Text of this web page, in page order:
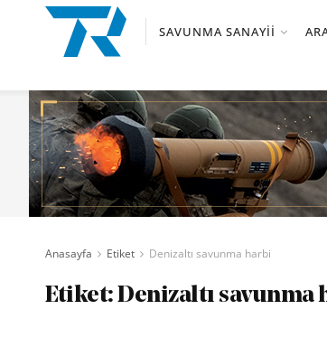
SAVUNMA SANAYII
Anasayfa Etiket Denizaltı savunma harbi
Etiket:Denizaltı savunma